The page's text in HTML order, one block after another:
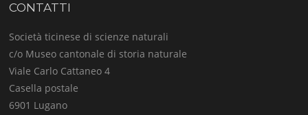
CONTATTI
Società ticinese di scienze naturali
c/o Museo cantonale di storia naturale
Viale Carlo Cattaneo 4
Casella postale
6901 Lugano